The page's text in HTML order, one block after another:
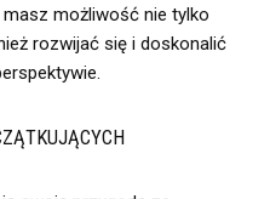
masz możliwość nie tylko
rozwijać się i doskonalić